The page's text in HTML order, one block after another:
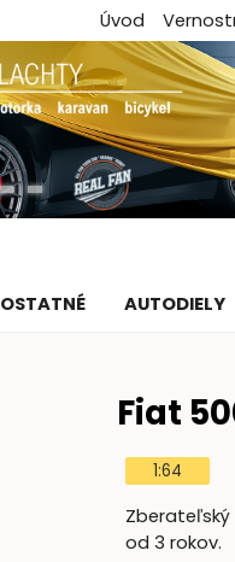
Úvod
OSTATNÉ AUTODIELY
Fiat
1:64
Zberateľský
od 3 rokov.